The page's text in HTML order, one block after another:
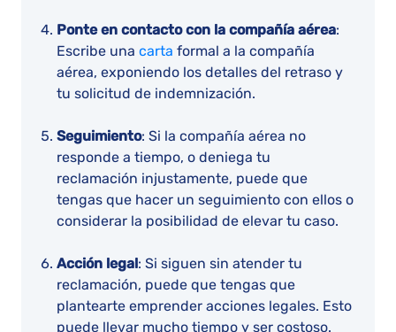
Ponte en contacto con la compañía aérea:
Escribe una carta formal a la compañía
aérea, exponiendo los detalles del retraso y
tu solicitud de indemnización.
Seguimiento: Si la compañía aérea no
responde a tiempo, o deniega tu
reclamación injustamente, puede que
tengas que hacer un seguimiento con ellos o
considerar la posibilidad de elevar tu caso.
Acción legal: Si siguen sin atender tu
reclamación, puede que tengas que
plantearte emprender acciones legales. Esto
puede llevar mucho tiempo y ser costoso.